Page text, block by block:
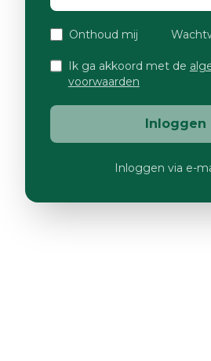
Onthoud mij
Ik ga akkoord met de
voorwaarden
Inloggen
Inloggen via e-